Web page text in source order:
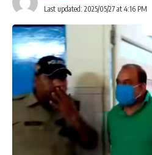
Last updated: 2025/05/27 at 4:16 PM